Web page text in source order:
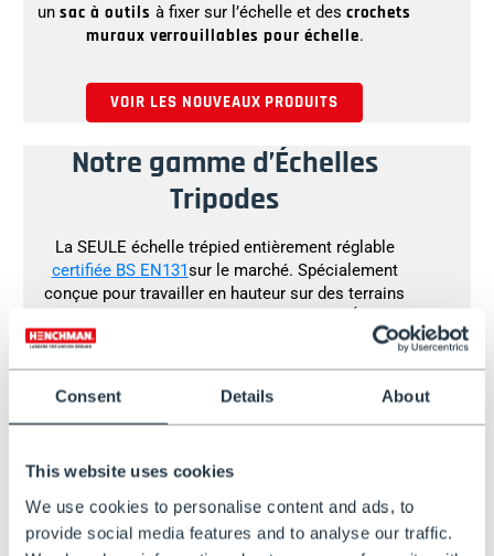
Consent Details About
This website uses cookies
We use cookies to personalise content and ads, to
provide social media features and to analyse our traffic.
unsac à outils à fixer sur l’échelle et des crochets
muraux verrouillables pour échelle.
VOIR LES NOUVEAUX PRODUITS
Notre gamme d’Échelles
Tripodes
La SEULE échelle trépied entièrement réglable
certifiée BS EN131sur le marché. Spécialement
conçue pour travailler en hauteur sur des terrains
Tripode Entièrement Réglable allie une stabilité et une
que vous utilisez actuellement pour tailler vos arbres
et vos haies, passez au niveau supérieur !
DÉCOUVREZ NOS ÉCHELLES TRÉPIED